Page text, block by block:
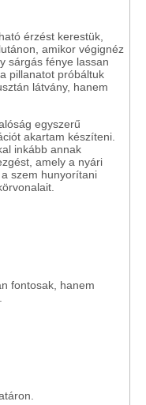
érzést kerestük,
amikor végignéz
sárgás fénye lassan
pillanatot próbáltuk
látvány, hanem
egyszerű
akartam készíteni.
inkább annak
amely a nyári
szem hunyorítani
fontosak, hanem